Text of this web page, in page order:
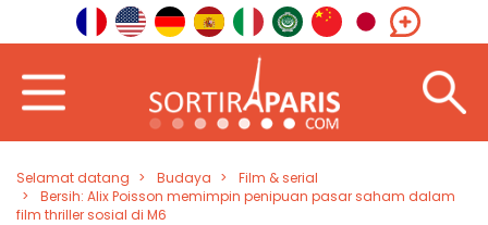
Selamat datang Budaya
Film & serial
Bersih: Alix Poisson memimpin penipuan pasar saham dalam
film thriller sosial di M6